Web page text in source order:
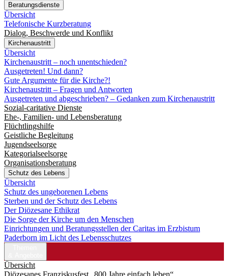
Beratungsdienste
Übersicht
Telefonische Kurzberatung
Dialog, Beschwerde und Konflikt
Kirchenaustritt
Übersicht
Kirchenaustritt – noch unentschieden?
Ausgetreten! Und dann?
Gute Argumente für die Kirche?!
Kirchenaustritt – Fragen und Antworten
Ausgetreten und abgeschrieben? – Gedanken zum Kirchenaustritt
Sozial-caritative Dienste
Ehe-, Familien- und Lebensberatung
Flüchtlingshilfe
Geistliche Begleitung
Jugendseelsorge
Kategorialseelsorge
Organisationsberatung
Schutz des Lebens
Übersicht
Schutz des ungeborenen Lebens
Sterben und der Schutz des Lebens
Der Diözesane Ethikrat
Die Sorge der Kirche um den Menschen
Einrichtungen und Beratungsstellen der Caritas im Erzbistum
Paderborn im Licht des Lebensschutzes
Übersicht